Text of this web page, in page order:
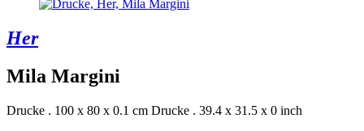
Her
Mila Margini
Drucke . 100 x 80 x 0.1 cm Drucke . 39.4 x 31.5 x 0 inch